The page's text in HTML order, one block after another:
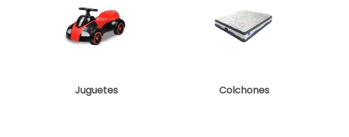
Juguetes Colchones